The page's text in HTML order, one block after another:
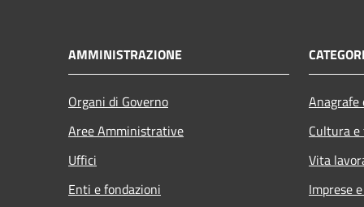
AMMINISTRAZIONE
Organi di Governo
Aree Amministrative
Uffici
Enti e fondazioni
Cultura
Vita
Imprese